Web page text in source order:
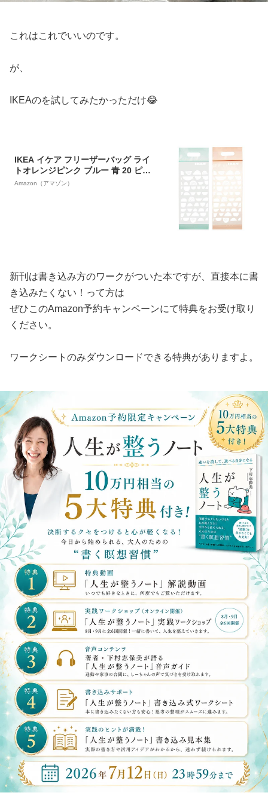
これはこれでいいのです。
が、
IKEAのを試してみたかっただけ😂
IKEA イケア フリーザーバッグ ライ
トオレンジピンク ブルー 青 20 ピー
ス n50485009 BEKOSTA ベコスタ
Amazon（アマゾン）
新刊は書き込み方のワークがついた本ですが、直接本に書
き込みたくない！って方は
ぜひこのAmazon予約キャンペーンにて特典をお受け取り
ください。
ワークシートのみダウンロードできる特典がありますよ。